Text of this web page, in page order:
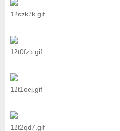
12szk7k.gif
12t0fzb.gif
12t1oej.gif
12t2qd7.gif